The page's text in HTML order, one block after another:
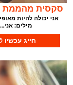
סקסית מהממת
אני יכולה להיות
מילים: אני...